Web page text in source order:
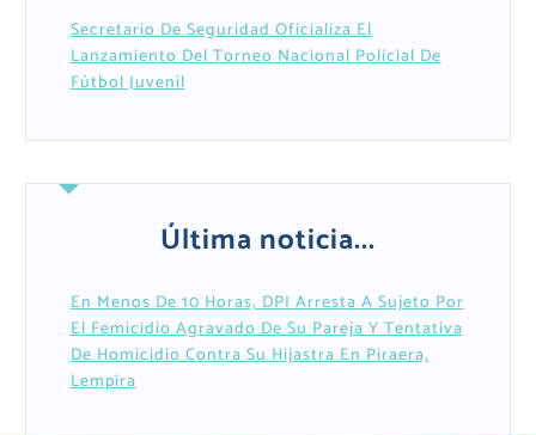
Secretario De Seguridad Oficializa El
Lanzamiento Del Torneo Nacional Policial De
Fútbol Juvenil
Última noticia...
En Menos De 10 Horas, DPI Arresta A Sujeto Por
El Femicidio Agravado De Su Pareja Y Tentativa
De Homicidio Contra Su Hijastra En Piraera,
Lempira